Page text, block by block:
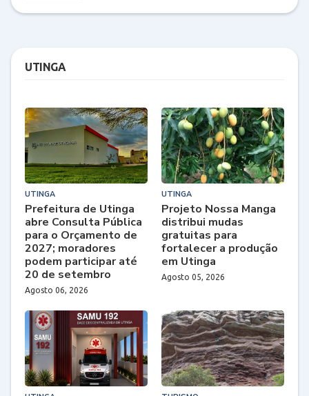
UTINGA
UTINGA
Prefeitura de Utinga
abre Consulta Pública
para o Orçamento de
2027; moradores
podem participar até
20 de setembro
Agosto 06, 2026
UTINGA
Projeto Nossa Manga
distribui mudas
gratuitas para
fortalecer a produção
em Utinga
Agosto 05, 2026